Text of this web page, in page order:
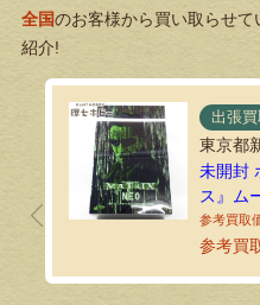
全国のお客様から買い取らせ
紹介!
出張買
東京都
未開封
ス』ム
ネオを
参考買